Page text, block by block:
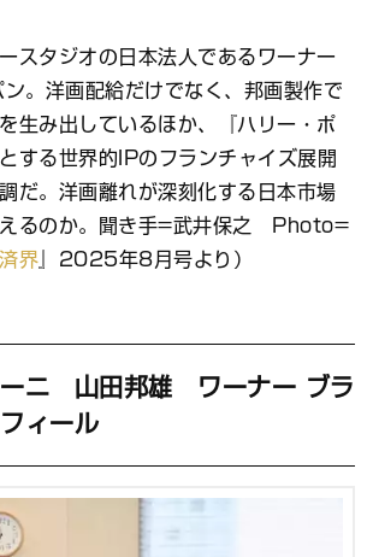
スタジオの日本法人であるワーナー
。洋画配給だけでなく、邦画製作で
生み出しているほか、『ハリー・ポ
する世界的IPのフランチャイズ展開
だ。洋画離れが深刻化する日本市場
えるのか。聞き手=武井保之 Photo=
界 』2025年8月号より）
ーニ 山田邦雄 ワーナー ブラ
ィール